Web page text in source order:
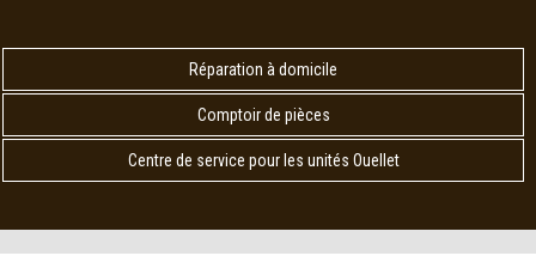
Réparation à domicile
Comptoir de pièces
Centre de service pour les unités Ouellet